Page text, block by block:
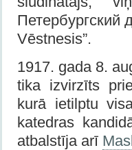
Петербургский
Vēstnesis”.
1917. gada 8.
tika izvirzīts
kurā ietilptu
katedras
atbalstīja arī